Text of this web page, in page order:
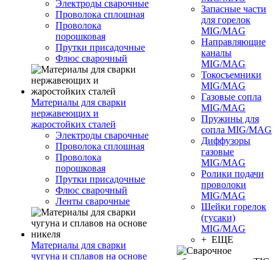
Электроды сварочные
Проволока сплошная
Проволока
порошковая
Прутки присадочные
Флюс сварочный
Материалы для сварки
нержавеющих и
жаростойких сталей
Электроды сварочные
Проволока сплошная
Проволока
порошковая
Прутки присадочные
Флюс сварочный
Ленты сварочные
Материалы для сварки
чугуна и сплавов на основе
Запасные части
для горелок
MIG/MAG
Направляющие
каналы
MIG/MAG
Токосъемники
MIG/MAG
Газовые сопла
MIG/MAG
Пружины для
сопла MIG/MAG
Диффузоры
газовые
MIG/MAG
Ролики подачи
проволоки
MIG/MAG
Шейки горелок
(гусаки)
MIG/MAG
+ ЕЩЕ